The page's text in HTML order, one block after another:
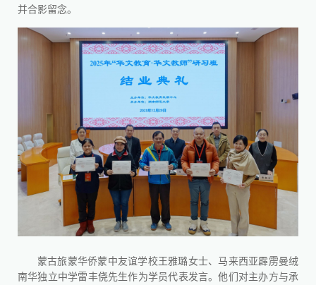
并合影留念。
蒙古旅蒙华侨蒙中友谊学校王雅璐女士、马来西亚霹雳曼绒
南华独立中学雷丰侥先生作为学员代表发言。他们对主办方与承